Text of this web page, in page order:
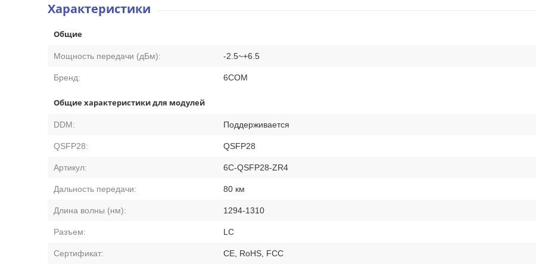
Характеристики
Общие
Мощность передачи (дБм): -2.5~+6.5
Бренд: 6COM
Общие характеристики для модулей
DDM: Поддерживается
QSFP28: QSFP28
Артикул: 6C-QSFP28-ZR4
Дальность передачи: 80 км
Длина волны (нм): 1294-1310
Разъем: LC
Сертификат: CE, RoHS, FCC